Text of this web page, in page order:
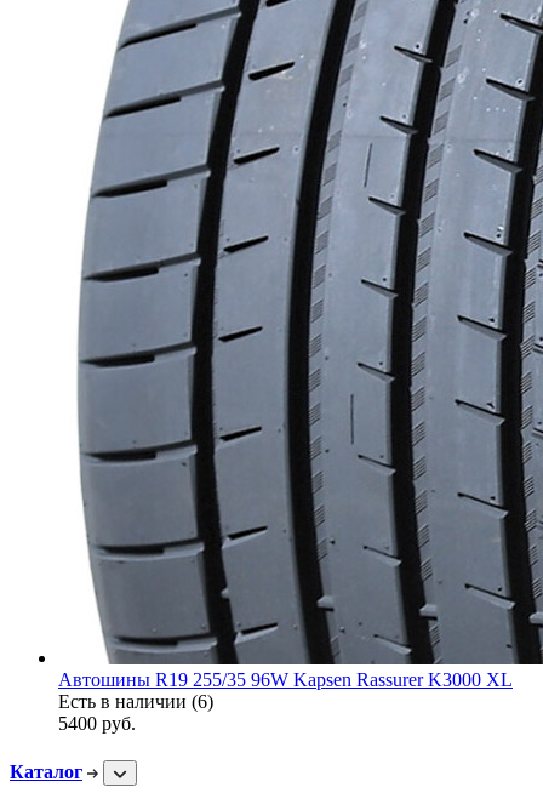
Автошины R19 255/35 96W Kapsen Rassurer K3000 XL
Есть в наличии (6)
5400 руб.
Каталог